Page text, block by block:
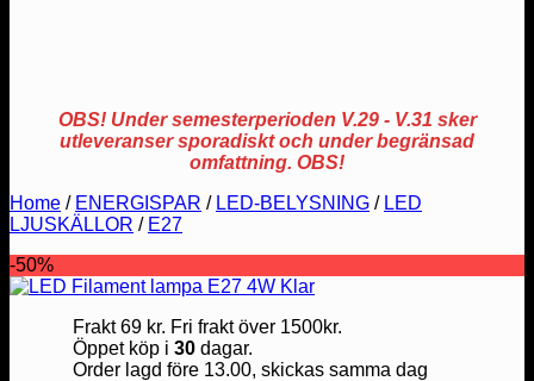
OBS! Under semesterperioden V.29 - V.31 sker
utleveranser sporadiskt och under begränsad
omfattning. OBS!
Home / ENERGISPAR / LED-BELYSNING / LED
LJUSKÄLLOR / E27
-50%
Frakt 69 kr. Fri frakt över 1500kr.
Öppet köp i 30dagar.
Order lagd före 13.00, skickas samma dag